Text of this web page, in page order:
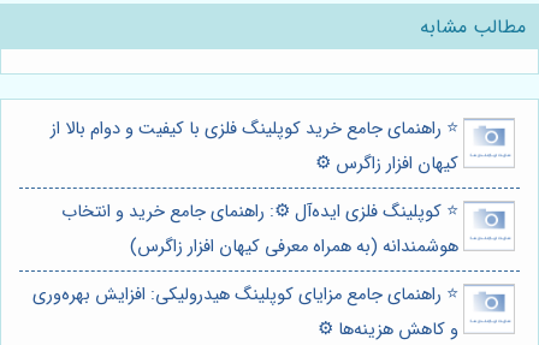
مطالب مشابه
⭐️ راهنمای جامع خرید کوپلینگ فلزی با کیفیت و دوام بالا از
کیهان افزار زاگرس ⚙️
⭐️ کوپلینگ فلزی ایده‌آل ⚙️: راهنمای جامع خرید و انتخاب
هوشمندانه (به همراه معرفی کیهان افزار زاگرس)
⭐️ راهنمای جامع مزایای کوپلینگ هیدرولیکی: افزایش بهره‌وری
و کاهش هزینه‌ها ⚙️